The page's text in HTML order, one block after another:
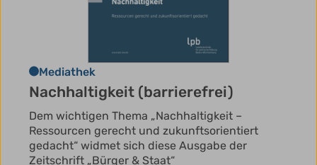
Mediathek
Nachhaltigkeit (barrierefrei)
Dem wichtigen Thema „Nachhaltigkeit –
Ressourcen gerecht und zukunftsorientiert
gedacht“ widmet sich diese Ausgabe der
Zeitschrift „Bürger & Staat“